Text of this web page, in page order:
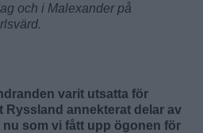
och i Malexander på
varit utsatta för
annekterat delar av
nu som vi fått upp ögonen för